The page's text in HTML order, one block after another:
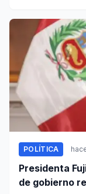
POLÍTICA
Presidenta
de gobierno